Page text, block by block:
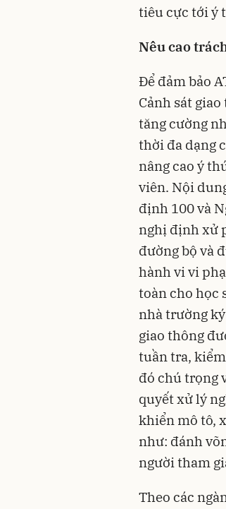
tiêu cực tới ý
Nêu cao
Để đảm bảo
Cảnh sát
tăng cường
thời đa dạng
nâng cao ý
viên. Nội
định 100 và
nghị định xử
đường bộ và
hành vi vi
toàn cho học
nhà trường
giao thông
tuần tra,
đó chú trọng
quyết xử lý
khiển mô tô,
như: đánh
người tham
Theo các